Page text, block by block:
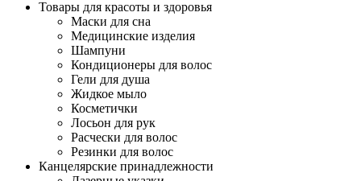
Товары для красоты и здоровья
Маски для сна
Медицинские изделия
Шампуни
Кондиционеры для волос
Гели для душа
Жидкое мыло
Косметички
Лосьон для рук
Расчески для волос
Резинки для волос
Канцелярские принадлежности